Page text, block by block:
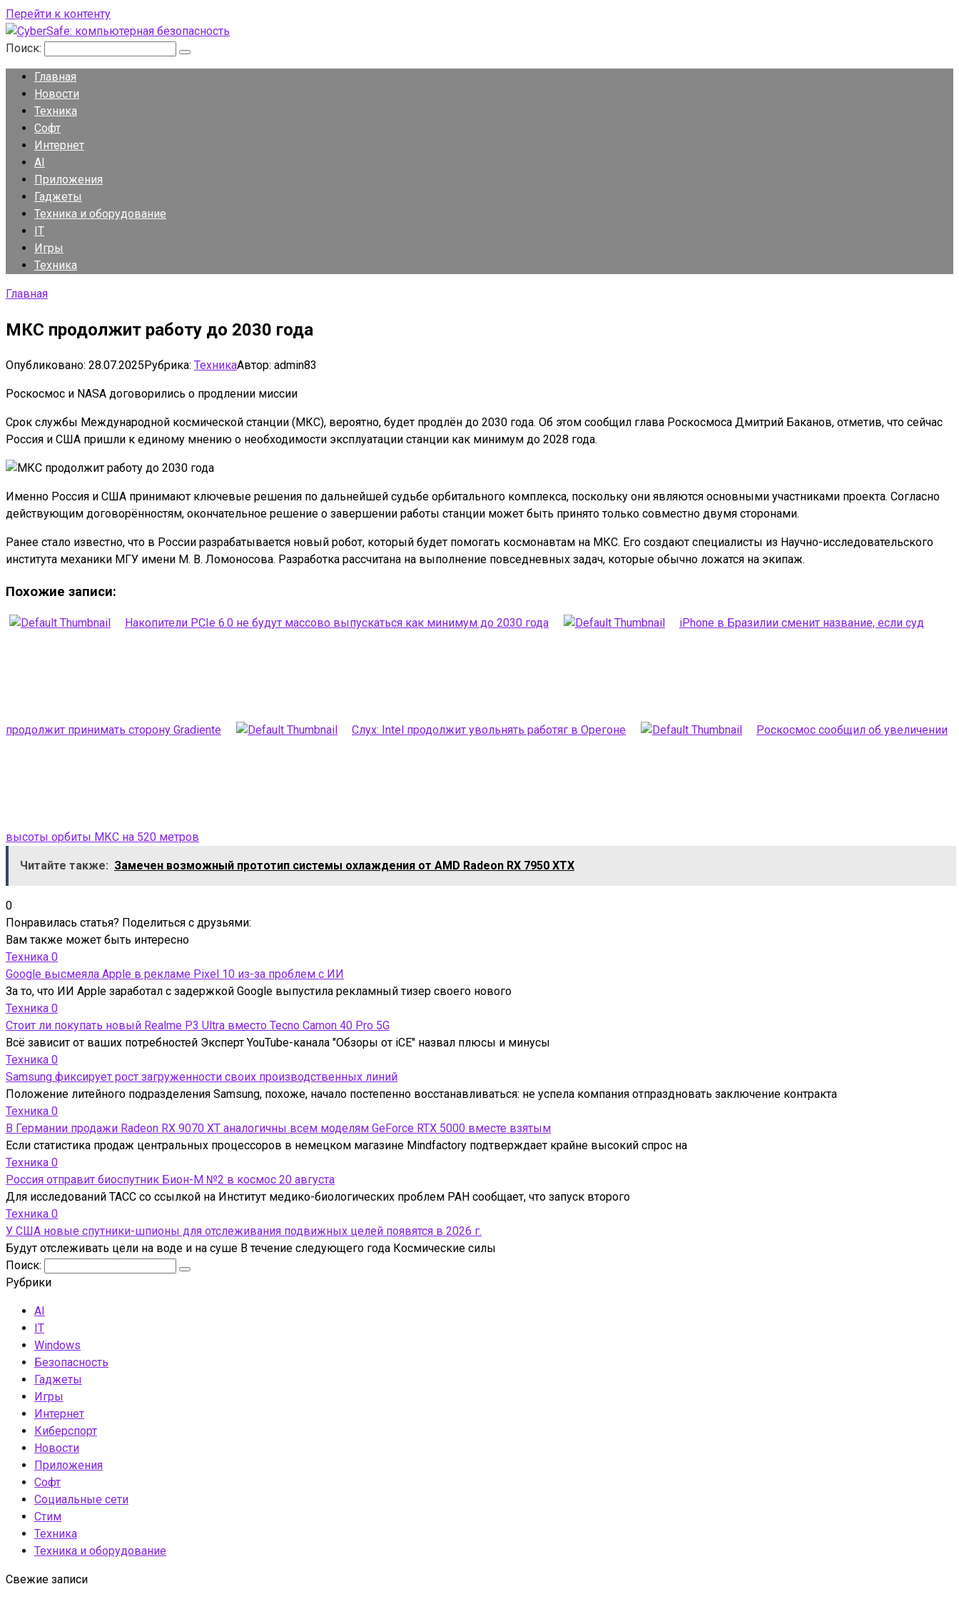
Перейти к контенту
Поиск:
Главная
Новости
Техника
Софт
Интернет
AI
Приложения
Гаджеты
Техника и оборудование
IT
Игры
Техника
Главная
МКС продолжит работу до 2030 года
Опубликовано: 28.07.2025Рубрика: ТехникаАвтор: admin83
Роскосмос и NASA договорились о продлении миссии
Срок службы Международной космической станции (МКС), вероятно, будет продлён до 2030 года. Об этом сообщил глава Роскосмоса Дмитрий Баканов, отметив, что сейчас
Россия и США пришли к единому мнению о необходимости эксплуатации станции как минимум до 2028 года.
Именно Россия и США принимают ключевые решения по дальнейшей судьбе орбитального комплекса, поскольку они являются основными участниками проекта. Согласно
действующим договорённостям, окончательное решение о завершении работы станции может быть принято только совместно двумя сторонами.
Ранее стало известно, что в России разрабатывается новый робот, который будет помогать космонавтам на МКС. Его создают специалисты из Научно-исследовательского
института механики МГУ имени М. В. Ломоносова. Разработка рассчитана на выполнение повседневных задач, которые обычно ложатся на экипаж.
Похожие записи:
Накопители PCIe 6.0 не будут массово выпускаться как минимум до 2030 года iPhone в Бразилии сменит название, если суд
продолжит принимать сторону Gradiente Слух: Intel продолжит увольнять работяг в Орегоне Роскосмос сообщил об увеличении
высоты орбиты МКС на 520 метров
Читайте также: Замечен возможный прототип системы охлаждения от AMD Radeon RX 7950 XTX
0
Понравилась статья? Поделиться с друзьями:
Вам также может быть интересно
Техника 0
Google высмеяла Apple в рекламе Pixel 10 из-за проблем с ИИ
За то, что ИИ Apple заработал с задержкой Google выпустила рекламный тизер своего нового
Техника 0
Стоит ли покупать новый Realme P3 Ultra вместо Tecno Camon 40 Pro 5G
Всё зависит от ваших потребностей Эксперт YouTube-канала "Обзоры от iCE" назвал плюсы и минусы
Техника 0
Samsung фиксирует рост загруженности своих производственных линий
Положение литейного подразделения Samsung, похоже, начало постепенно восстанавливаться: не успела компания отпраздновать заключение контракта
Техника 0
В Германии продажи Radeon RX 9070 XT аналогичны всем моделям GeForce RTX 5000 вместе взятым
Если статистика продаж центральных процессоров в немецком магазине Mindfactory подтверждает крайне высокий спрос на
Техника 0
Россия отправит биоспутник Бион-М №2 в космос 20 августа
Для исследований ТАСС со ссылкой на Институт медико-биологических проблем РАН сообщает, что запуск второго
Техника 0
У США новые спутники-шпионы для отслеживания подвижных целей появятся в 2026 г.
Будут отслеживать цели на воде и на суше В течение следующего года Космические силы
Поиск:
Рубрики
AI
IT
Windows
Безопасность
Гаджеты
Игры
Интернет
Киберспорт
Новости
Приложения
Софт
Социальные сети
Стим
Техника
Техника и оборудование
Свежие записи